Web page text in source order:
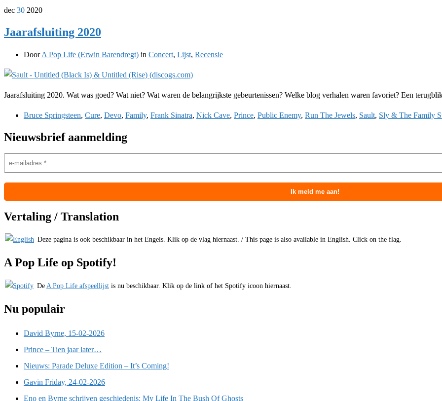
dec 30 2020
Jaarafsluiting 2020
DoorA Pop Life (Erwin Barendregt) in Concert, Lijst, Recensie
Jaarafsluiting 2020. Wat was goed? Wat niet? Wat waren de belangrijkste gebeurtenissen? Welke blog verhalen waren favoriet? Een
Bruce Springsteen, Cure, Devo, Family, Frank Sinatra, Nick Cave, Prince, Public Enemy, Run The Jewels, Sault, Sly & The Family
Nieuwsbrief aanmelding
Vertaling / Translation
Deze pagina is ook beschikbaar in het Engels. Klik op de vlag hiernaast. / This page is also available in English. Click on the flag.
A Pop Life op Spotify!
De A Pop Life afspeellijst is nu beschikbaar. Klik op de link of het Spotify icoon hiernaast.
Nu populair
David Byrne, 15-02-2026
Prince – Tien jaar later…
Nieuws: Parade Deluxe Edition – It’s Coming!
Gavin Friday, 24-02-2026
Eno en Byrne schrijven geschiedenis: My Life In The Bush Of Ghosts